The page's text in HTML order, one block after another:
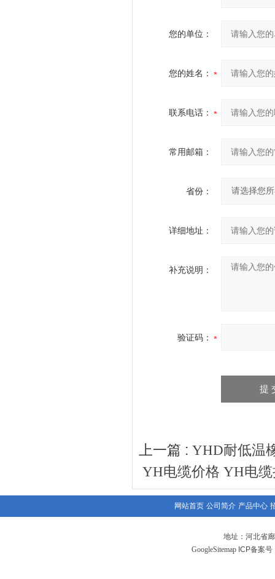
您的单位：
您的姓名：
联系电话：
常用邮箱：
省份：
详细地址：
补充说明：
验证码：
上一篇 : YHD耐低温
YH电缆价格 YH电
网站首页 公司简介 产品中心
地址：河北省
GoogleSitemap ICP备案号